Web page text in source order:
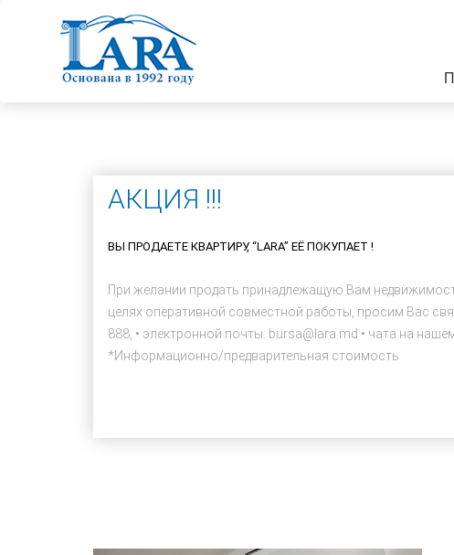
АКЦИЯ !!!
ВЫ ПРОДАЕТЕ КВАРТИРУ, “LARA” ЕЁ ПОКУПАЕТ !
При желании продать принадлежащую Вам
целях оперативной совместной работы, просим Вас
888, • электронной почты: bursa@lara.md • чата на
*Информационно/предварительная стоимость